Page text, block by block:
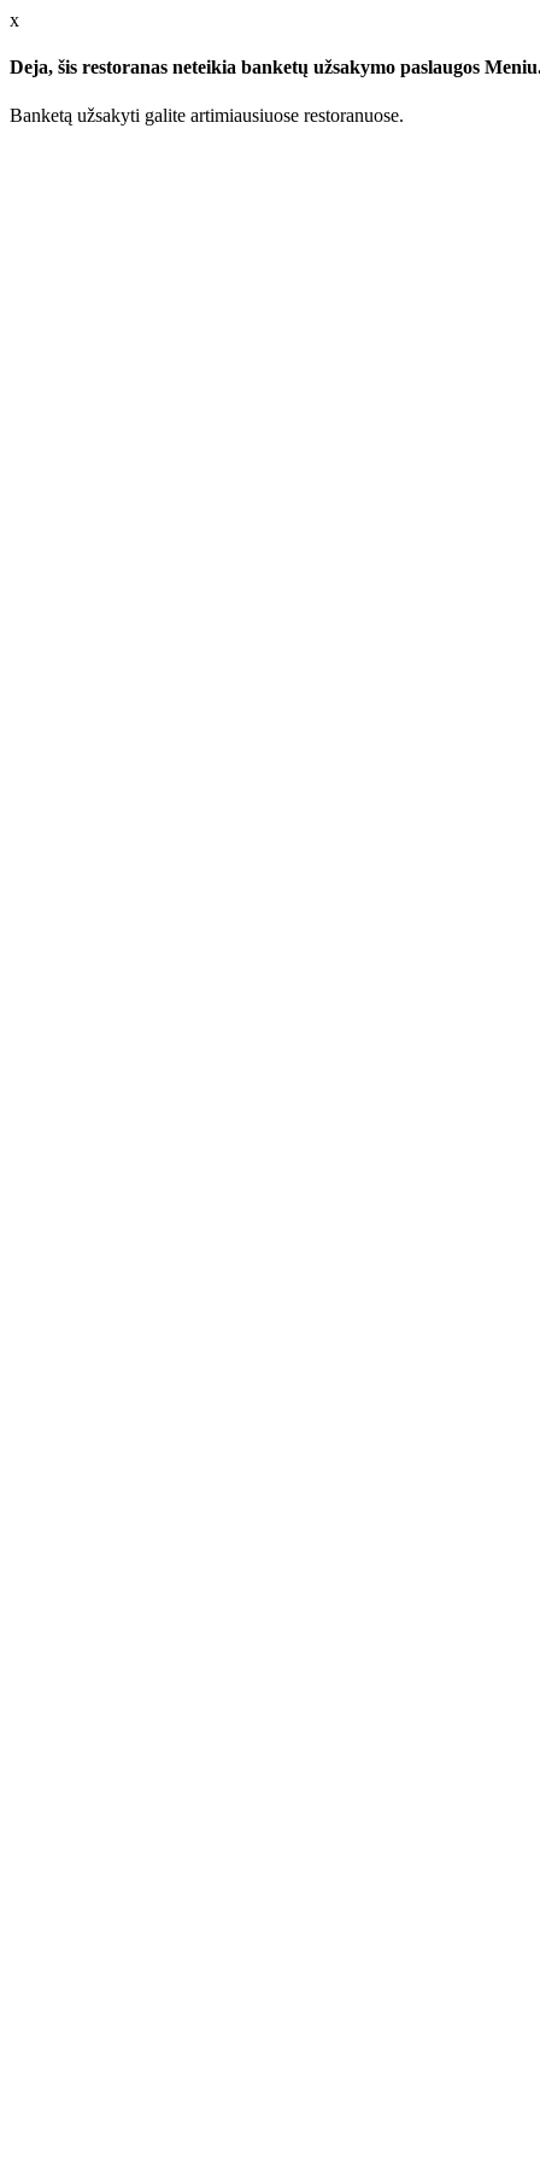
x
Deja, šis restoranas neteikia banketų užsakymo paslaugos
Banketą užsakyti galite artimiausiuose restoranuose.